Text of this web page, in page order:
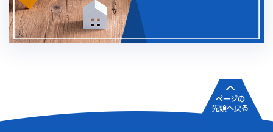
ページの
先頭へ戻る